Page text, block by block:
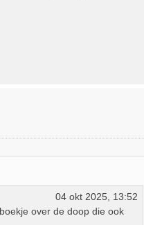
04 okt 2025, 13:52
over de doop die ook